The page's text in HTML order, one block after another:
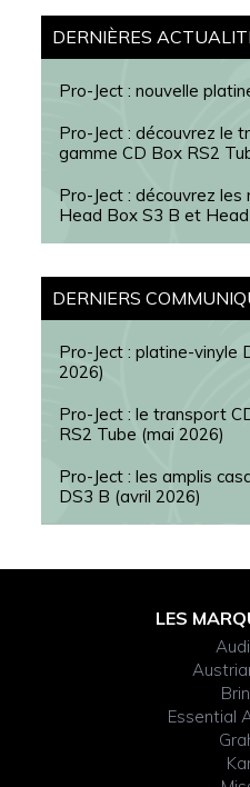
Barre
latérale
principale
DERNIÈRES
Pro-Ject : nouvelle
Pro-Ject : découvrez le
gamme CD Box RS2
Pro-Ject : découvrez
Head Box S3 B et
DERNIERS
Pro-Ject : platine-vinyle
2026)
Pro-Ject : le transport
RS2 Tube (mai 2026)
Pro-Ject : les amplis
DS3 B (avril 2026)
LES
Essential